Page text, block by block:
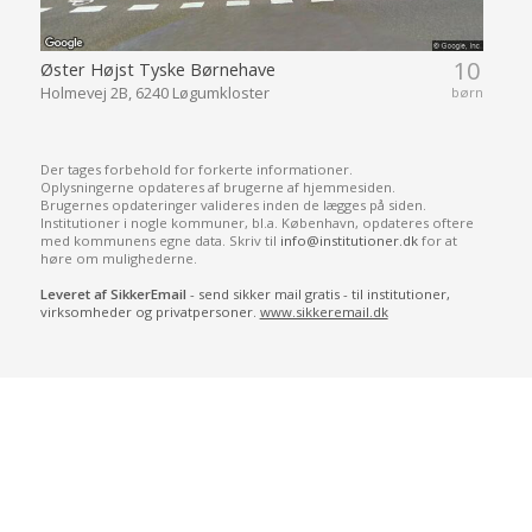
10
børn
Øster Højst Tyske Børnehave
Holmevej 2B, 6240 Løgumkloster
Der tages forbehold for forkerte informationer.
Oplysningerne opdateres af brugerne af hjemmesiden.
Brugernes opdateringer valideres inden de lægges på siden.
Institutioner i nogle kommuner, bl.a. København, opdateres oftere
med kommunens egne data. Skriv til info@institutioner.dkfor at
høre om mulighederne.
Leveret af SikkerEmail - send sikker mail gratis - til institutioner,
virksomheder og privatpersoner. www.sikkeremail.dk